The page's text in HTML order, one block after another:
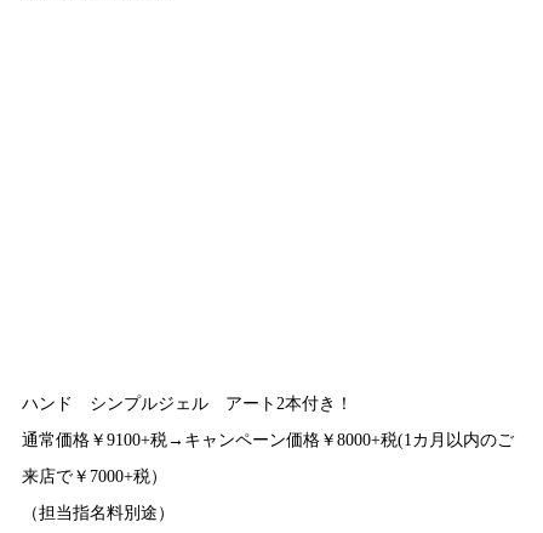
ハンド シンプルジェル アート2本付き！
通常価格￥9100+税→キャンペーン価格￥8000+税(1カ月以内のご
来店で￥7000+税）
（担当指名料別途）